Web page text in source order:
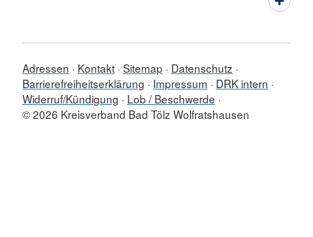
Adressen Kontakt Sitemap
Datenschutz
Barrierefreiheitserklärung
Impressum
DRK intern
Widerruf/Kündigung
Lob / Beschwerde
© 2026 Kreisverband Bad Tölz Wolfratshausen